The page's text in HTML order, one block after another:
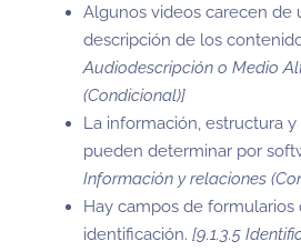
Algunos videos carecen de
descripción de los
Audiodescripción o Medio
(Condicional)]
La información, estructura
pueden determinar por
Información y relaciones
Hay campos de
identificación. [9.1.3.5